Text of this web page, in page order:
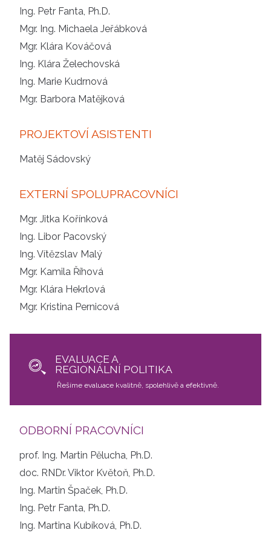
Ing. Petr Fanta, Ph.D.
Mgr. Ing. Michaela Jeřábková
Mgr. Klára Kováčová
Ing. Klára Želechovská
Ing. Marie Kudrnová
Mgr. Barbora Matějková
PROJEKTOVÍ ASISTENTI
Matěj Sádovský
EXTERNÍ SPOLUPRACOVNÍCI
Mgr. Jitka Kořínková
Ing. Libor Pacovský
Ing. Vítězslav Malý
Mgr. Kamila Říhová
Mgr. Klára Hekrlová
Mgr. Kristina Pernicová
EVALUACE A
REGIONÁLNÍ POLITIKA
Řešíme evaluace kvalitně, spolehlivě a efektivně.
ODBORNÍ PRACOVNÍCI
prof. Ing. Martin Pělucha, Ph.D.
doc. RNDr. Viktor Květoň, Ph.D.
Ing. Martin Špaček, Ph.D.
Ing. Petr Fanta, Ph.D.
Ing. Martina Kubíková, Ph.D.